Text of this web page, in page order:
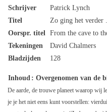
Schrijver
Patrick Lynch
Titel
Zo ging het verder
Oorspr. titel From the cave to
Tekeningen
David Chalmers
Bladzijden
128
Inhoud : Overgenomen van de
De aarde, de trouwe planeet waarop wij
je je het niet eens kunt voorstellen: